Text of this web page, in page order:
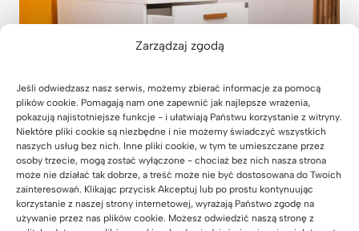
Zarządzaj zgodą
Jeśli odwiedzasz nasz serwis, możemy zbierać informacje za pomocą
plików cookie. Pomagają nam one zapewnić jak najlepsze wrażenia,
pokazują najistotniejsze funkcje - i ułatwiają Państwu korzystanie z witryny.
Niektóre pliki cookie są niezbędne i nie możemy świadczyć wszystkich
naszych usług bez nich. Inne pliki cookie, w tym te umieszczane przez
osoby trzecie, mogą zostać wyłączone - chociaż bez nich nasza strona
może nie działać tak dobrze, a treść może nie być dostosowana do Twoich
zainteresowań. Klikając przycisk Akceptuj lub po prostu kontynuując
korzystanie z naszej strony internetowej, wyrażają Państwo zgodę na
używanie przez nas plików cookie. Możesz odwiedzić naszą stronę z